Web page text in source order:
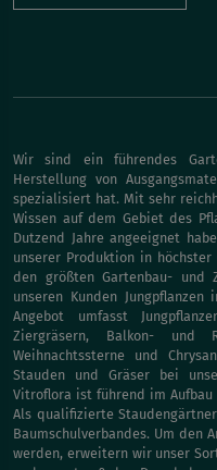
Wir sind ein führendes
Herstellung von
spezialisiert hat. Mit sehr
Wissen auf dem Gebiet des
Dutzend Jahre angeeignet
unserer Produktion in
den größten Gartenbau- und
unseren Kunden
Angebot umfasst
Ziergräsern, Balkon- und
Weihnachtssterne und
Stauden und Gräser bei
Vitroflora ist führend im
Als qualifizierte
Baumschulverbandes. Um den
werden, erweitern wir unser